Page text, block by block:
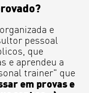
e
pessoal
que
e aprendeu a
trainer" que
em provas e